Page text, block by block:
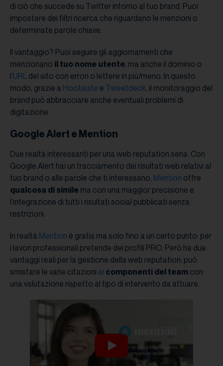
di ciò che succede su Twitter intorno al tuo brand. Puoi
impostare dei filtri ricerca che riguardano le menzioni o
determinate parole chiave.
Il vantaggio? Puoi seguire gli aggiornamenti che
menzionano il tuo nome utente, ma anche il dominio o
l’URL del sito con errori o lettere in più/meno. In questo
modo, grazie a Hootsuite e Tweetdeck, il monitoraggio del
brand può abbracciare anche eventuali problemi di
digitazione.
Google Alert e Mention
Due realtà interessanti per una web reputation seria. Con
Google Alert hai un tracciamento dei risultati web relativi al
tuo brand o alle parole che ti interessano. Mention offre
qualcosa di simile ma con una maggior precisione e
l’integrazione di tutti i risultati social pubblicati senza
restrizioni.
In realtà Mention è gratis ma solo fino a un certo punto: per
i lavori professionali pretende dei profili PRO. Però ha due
vantaggi reali per la gestione della web reputation: può
smistare le varie citazioni ai componenti del team con
una valutazione rispetto al tipo di intervento da attuare.